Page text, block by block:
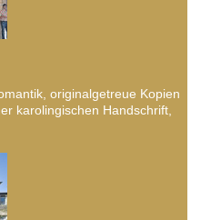
originalgetreue Kopien
karolingischen Handschrift,